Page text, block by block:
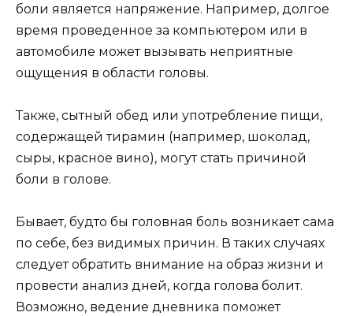
боли является напряжение. Например, долгое
время проведенное за компьютером или в
автомобиле может вызывать неприятные
ощущения в области головы.
Также, сытный обед или употребление пищи,
содержащей тирамин (например, шоколад,
сыры, красное вино), могут стать причиной
боли в голове.
Бывает, будто бы головная боль возникает сама
по себе, без видимых причин. В таких случаях
следует обратить внимание на образ жизни и
провести анализ дней, когда голова болит.
Возможно, ведение дневника поможет